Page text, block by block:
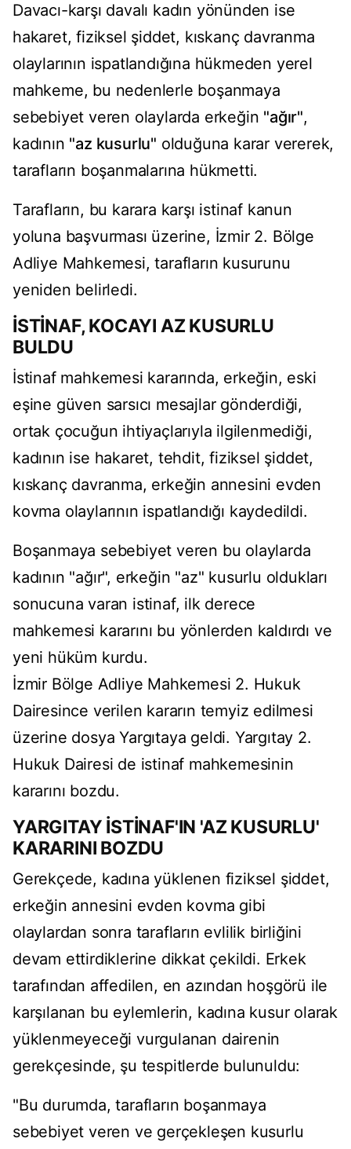
Davacı-karşı davalı kadın yönünden ise
hakaret, fiziksel şiddet, kıskanç davranma
olaylarının ispatlandığına hükmeden yerel
mahkeme, bu nedenlerle boşanmaya
sebebiyet veren olaylarda erkeğin "ağır",
kadının "az kusurlu" olduğuna karar vererek,
tarafların boşanmalarına hükmetti.
Tarafların, bu karara karşı istinaf kanun
yoluna başvurması üzerine, İzmir 2. Bölge
Adliye Mahkemesi, tarafların kusurunu
yeniden belirledi.
İSTİNAF, KOCAYI AZ KUSURLU
BULDU
İstinaf mahkemesi kararında, erkeğin, eski
eşine güven sarsıcı mesajlar gönderdiği,
ortak çocuğun ihtiyaçlarıyla ilgilenmediği,
kadının ise hakaret, tehdit, fiziksel şiddet,
kıskanç davranma, erkeğin annesini evden
kovma olaylarının ispatlandığı kaydedildi.
Boşanmaya sebebiyet veren bu olaylarda
kadının "ağır", erkeğin "az" kusurlu oldukları
sonucuna varan istinaf, ilk derece
mahkemesi kararını bu yönlerden kaldırdı ve
yeni hüküm kurdu.
İzmir Bölge Adliye Mahkemesi 2. Hukuk
Dairesince verilen kararın temyiz edilmesi
üzerine dosya Yargıtaya geldi. Yargıtay 2.
Hukuk Dairesi de istinaf mahkemesinin
kararını bozdu.
YARGITAY İSTİNAF'IN 'AZ KUSURLU'
KARARINI BOZDU
Gerekçede, kadına yüklenen fiziksel şiddet,
erkeğin annesini evden kovma gibi
olaylardan sonra tarafların evlilik birliğini
devam ettirdiklerine dikkat çekildi. Erkek
tarafından affedilen, en azından hoşgörü ile
karşılanan bu eylemlerin, kadına kusur olarak
yüklenmeyeceği vurgulanan dairenin
gerekçesinde, şu tespitlerde bulunuldu:
"Bu durumda, tarafların boşanmaya
sebebiyet veren ve gerçekleşen kusurlu